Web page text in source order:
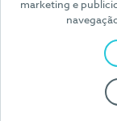
marketing e